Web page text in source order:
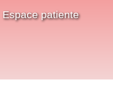
Espace patiente